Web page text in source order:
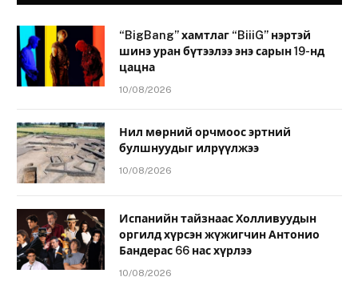
“BigBang” хамтлаг “BiiiG” нэртэй
шинэ уран бүтээлээ энэ сарын 19-нд
цацна
10/08/2026
Нил мөрний орчмоос эртний
булшнуудыг илрүүлжээ
10/08/2026
Испанийн тайзнаас Холливуудын
оргилд хүрсэн жүжигчин Антонио
Бандерас 66 нас хүрлээ
10/08/2026